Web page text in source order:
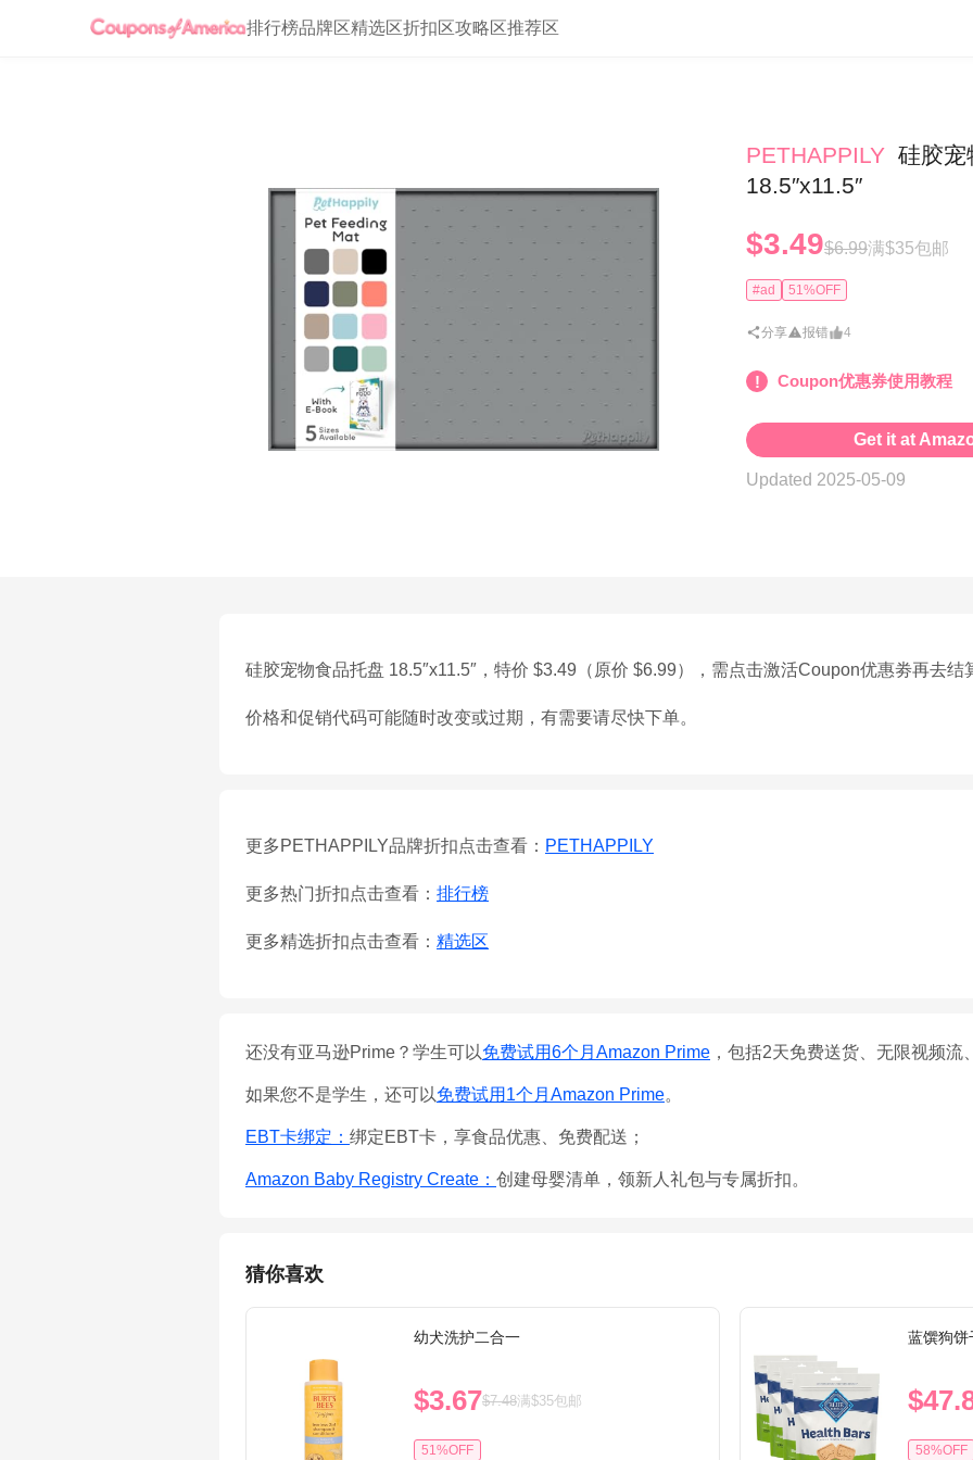
排行榜品牌区精选区折扣区攻略区推荐区
PETHAPPILY 硅胶宠
18.5″x11.5″
$3.49$6.99满$35包邮
#ad 51%OFF
分享 报错 4
Coupon优惠券使用教程
Get it at
Updated 2025-05-09
硅胶宠物食品托盘 18.5″x11.5″，特价 $3.49（原价 $6.99），需点击激活Coupon优惠劵再去结
价格和促销代码可能随时改变或过期，有需要请尽快下单。
更多PETHAPPILY品牌折扣点击查看： PETHAPPILY
更多热门折扣点击查看： 排行榜
更多精选折扣点击查看： 精选区
还没有亚马逊Prime？学生可以免费试用6个月Amazon Prime ，包括2天免费送货、无限视频流
如果您不是学生，还可以免费试用1个月Amazon Prime。
EBT卡绑定： 绑定EBT卡，享食品优惠、免费配送；
Amazon Baby Registry Create： 创建母婴清单，领新人礼包与专属折扣。
猜你喜欢
幼犬洗护二合一
$3.67$7.48满$35包邮
51%OFF
蓝馔狗饼
58%OFF